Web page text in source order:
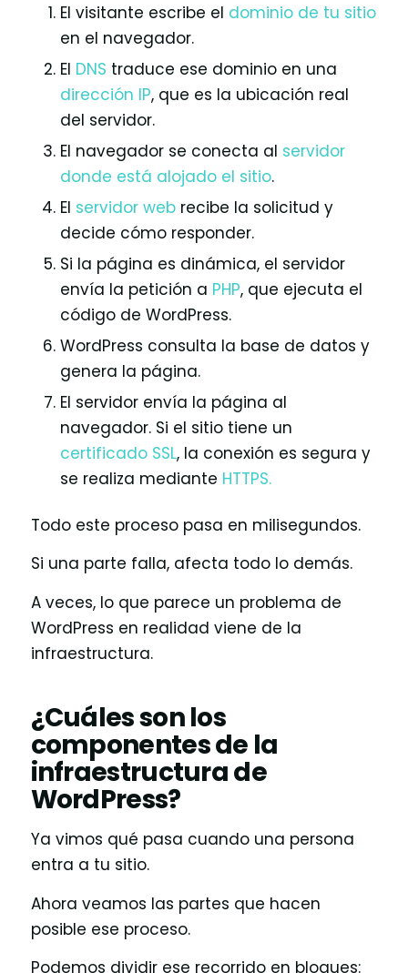
El visitante escribe el dominio de tu sitio
en el navegador.
El DNS traduce ese dominio en una
dirección IP, que es la ubicación real
del servidor.
El navegador se conecta al servidor
donde está alojado el sitio.
El servidor webrecibe la solicitud y
decide cómo responder.
Si la página es dinámica, el servidor
envía la petición a PHP, que ejecuta el
código de WordPress.
WordPress consulta la base de datos y
genera la página.
El servidor envía la página al
navegador. Si el sitio tiene un
certificado SSL, la conexión es segura y
se realiza mediante HTTPS.
Todo este proceso pasa en milisegundos.
Si una parte falla, afecta todo lo demás.
A veces, lo que parece un problema de
WordPress en realidad viene de la
infraestructura.
¿Cuáles son los
componentes de la
infraestructura de
WordPress?
Ya vimos qué pasa cuando una persona
entra a tu sitio.
Ahora veamos las partes que hacen
posible ese proceso.
Podemos dividir ese recorrido en bloques: